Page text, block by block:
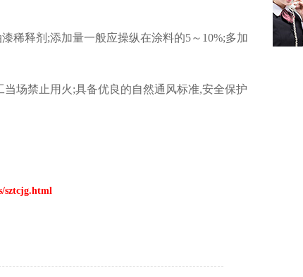
释剂;添加量一般应操纵在涂料的5～10%;多加
场禁止用火;具备优良的自然通风标准,安全保护
sztcjg.html